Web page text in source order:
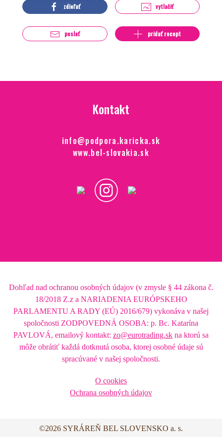
zdieľať vytlačiť
poslať pridať recept
Kontakt
info@podpora.karicka.sk
www.bel-slovakia.sk
Dohľad nad ochranou osobných údajov (v zmysle § 44 zákona č.
18/2018 Z.z a NARIADENIA EURÓPSKEHO
PARLAMENTU A RADY (EÚ) 2016/679) vykonáva v našej
spoločnosti ZODPOVEDNÁ OSOBA: p. Bc. Katarína
PAVLOVÁ, emailový kontakt: zo@eurotrading.sk na ktorú sa
môže obrátiť každá dotknutá osoba, ktorej osobné údaje sú
spracúvané v našej spoločnosti.
O cookies
Ochrana osobných údajov
©2026 SYRÁREŇ BEL SLOVENSKO a. s.